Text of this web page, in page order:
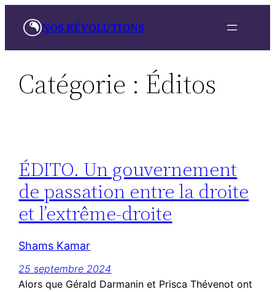
NOS RÉVOLUTIONS
Catégorie : Éditos
ÉDITO. Un gouvernement
de passation entre la droite
et l’extrême-droite
Shams Kamar
25 septembre 2024
Alors que Gérald Darmanin et Prisca Thévenot ont